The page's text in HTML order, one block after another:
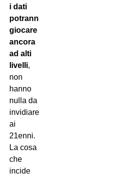
i dati
potranno
giocare
ancora
ad alti
livelli,
non
hanno
nulla da
invidiare
ai
21enni.
La cosa
che
incide